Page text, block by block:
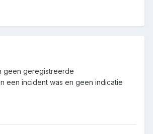
geen geregistreerde
een incident was en geen indicatie